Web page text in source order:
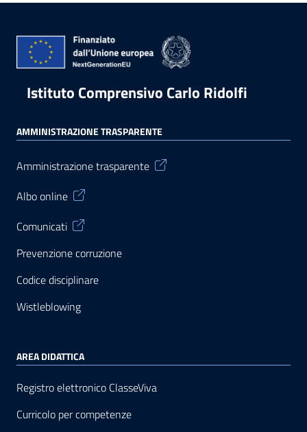
Istituto Comprensivo Carlo Ridolfi
AMMINISTRAZIONE TRASPARENTE
Amministrazione trasparente
Albo online
Comunicati
Prevenzione corruzione
Codice disciplinare
Wistleblowing
AREA DIDATTICA
Registro elettronico ClasseViva
Curricolo per competenze